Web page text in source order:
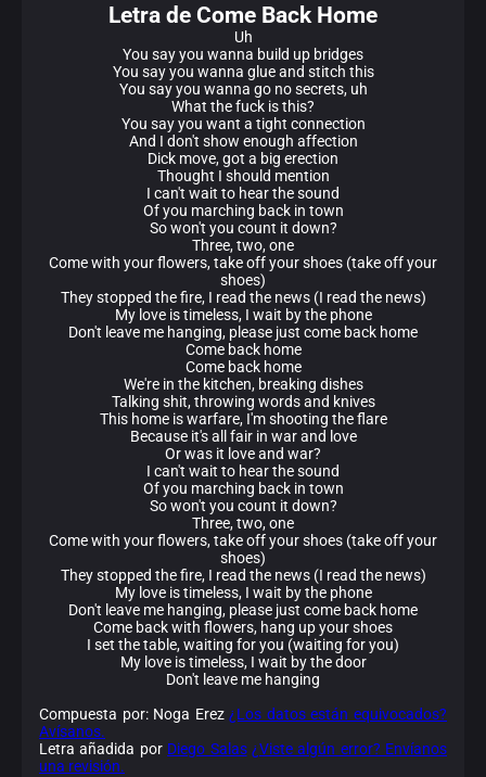
Letra de Come Back Home
Uh
You say you wanna build up bridges
You say you wanna glue and stitch this
You say you wanna go no secrets, uh
What the fuck is this?
You say you want a tight connection
And I don't show enough affection
Dick move, got a big erection
Thought I should mention
I can't wait to hear the sound
Of you marching back in town
So won't you count it down?
Three, two, one
Come with your flowers, take off your shoes (take off your
shoes)
They stopped the fire, I read the news (I read the news)
My love is timeless, I wait by the phone
Don't leave me hanging, please just come back home
Come back home
Come back home
We're in the kitchen, breaking dishes
Talking shit, throwing words and knives
This home is warfare, I'm shooting the flare
Because it's all fair in war and love
Or was it love and war?
I can't wait to hear the sound
Of you marching back in town
So won't you count it down?
Three, two, one
Come with your flowers, take off your shoes (take off your
shoes)
They stopped the fire, I read the news (I read the news)
My love is timeless, I wait by the phone
Don't leave me hanging, please just come back home
Come back with flowers, hang up your shoes
I set the table, waiting for you (waiting for you)
My love is timeless, I wait by the door
Don't leave me hanging
Compuesta por: Noga Erez¿Los datos están equivocados?
Avísanos.
Letra añadida por Diego Salas ¿Viste algún error? Envíanos
una revisión.